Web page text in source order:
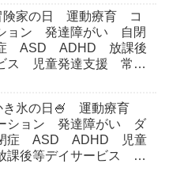
家の日 運動療育 コ
ョン 発達障がい 自閉
ASD ADHD 放課後
ス 児童発達支援 常総
らい市 坂東市 守谷市
氷の日🍧 運動療育
ション 発達障がい ダ
症 ASD ADHD 児童
課後等デイサービス 常
みらい市 坂東市 守谷